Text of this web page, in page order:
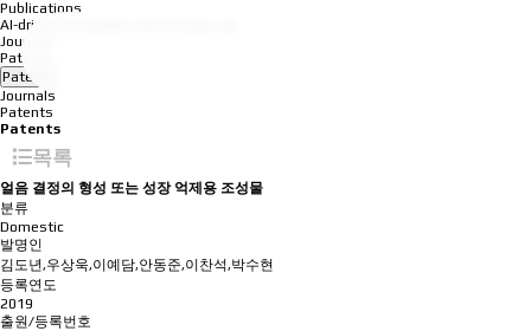
Publications
AI-driven Simulation and Design Lab
Journals
Patents
Patents
Journals
Patents
Patents
목록
얼음 결정의 형성 또는 성장 억제용 조성물
분류
Domestic
발명인
김도년,우상욱,이예담,안동준,이찬석,박수현
등록연도
2019
출원/등록번호